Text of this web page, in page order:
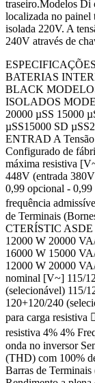
traseiro.Modelos Di
localizada no painel
isolada 220V. A
240V através de
BATERIAS
BLACK
ISOLADOS
20000 µSS 15000
µSS15000 SD
ENTRAD A
Configurado de
máxima resistiva
448V (entrada
0,99 opcional -
frequência
de Terminais
CTERÍSTIC ASDE
12000 W 20000
16000 W 15000
12000 W 20000
nominal [V~] 115/
(selecionável) 115/
120+120/240
para carga resistiva
resistiva 4% 4%
onda no inversor
(THD) com 100%
Barras de